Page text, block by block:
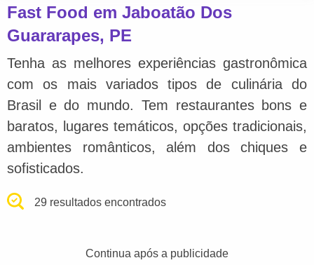
Fast Food em Jaboatão Dos
Guararapes, PE
Tenha as melhores experiências gastronômica
com os mais variados tipos de culinária do
Brasil e do mundo. Tem restaurantes bons e
baratos, lugares temáticos, opções tradicionais,
ambientes românticos, além dos chiques e
sofisticados.
29 resultados encontrados
Continua após a publicidade